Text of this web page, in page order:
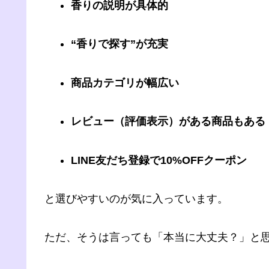
香りの説明が具体的
“香りで探す”が充実
商品カテゴリが幅広い
レビュー（評価表示）がある商品もある
LINE友だち登録で10%OFFクーポン
と選びやすいのが気に入っています。
ただ、そうは言っても「本当に大丈夫？」と